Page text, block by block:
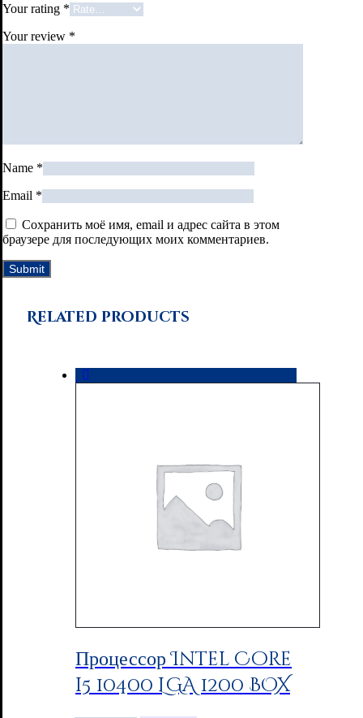
Your rating *
Your review *
Name *
Email *
Сохранить моё имя, email и адрес сайта в этом
браузере для последующих моих комментариев.
Related products
Процессор Intel Core
i5 10400 LGA 1200 BOX